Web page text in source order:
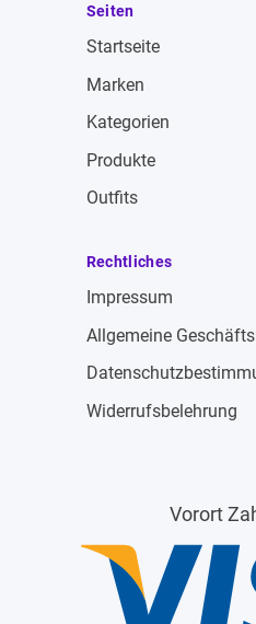
Seiten
Startseite
Marken
Kategorien
Produkte
Outfits
Rechtliches
Impressum
Allgemeine
Widerrufsbelehrung
Vorort